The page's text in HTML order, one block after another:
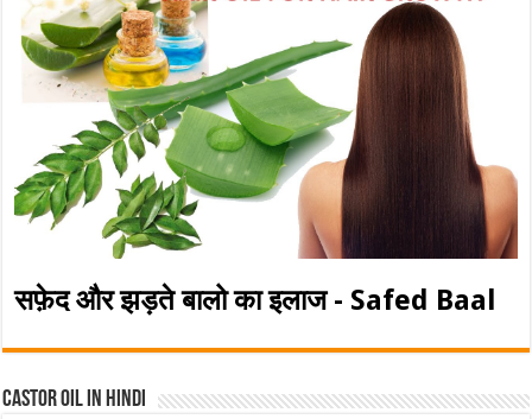
सफ़ेद और झड़ते बालो का इलाज - Safed Baal
Castor Oil In Hindi